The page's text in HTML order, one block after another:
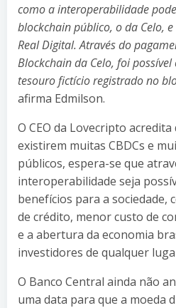
como a interoperabilidade
blockchain público, o da Celo,
Real Digital. Através do
Blockchain da Celo, foi
tesouro fictício registrado no
afirma Edmilson.
O CEO da Lovecripto
existirem muitas CBDCs e
públicos, espera-se que
interoperabilidade seja
benefícios para a sociedade,
de crédito, menor custo de
e a abertura da economia
investidores de qualquer
O Banco Central ainda não
uma data para que a moeda